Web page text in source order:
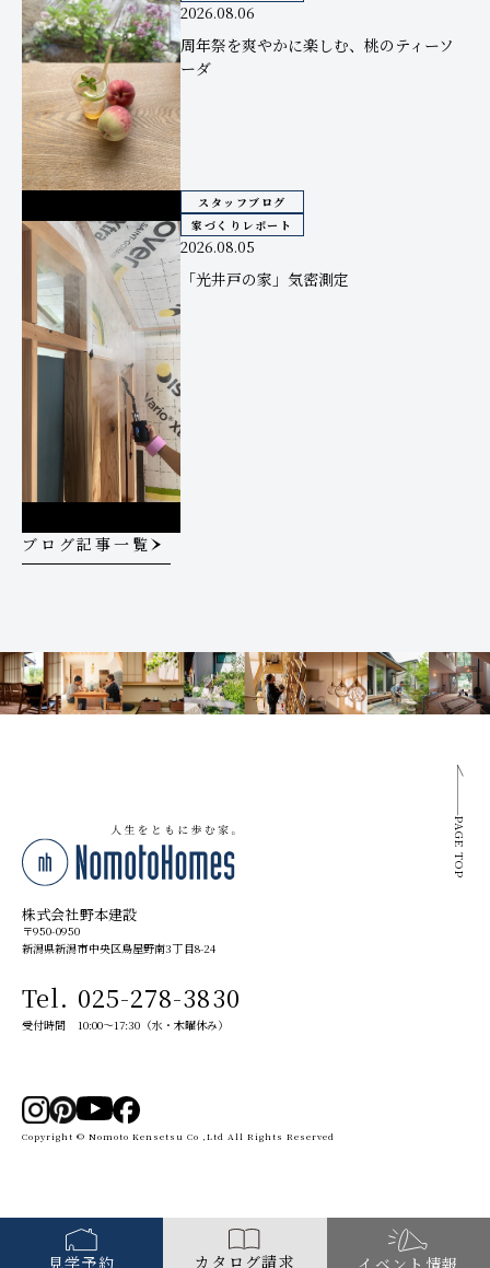
ブログ記事一覧
2026.08.06
周年祭を爽やかに楽しむ、桃のティーソ
ーダ
スタッフブログ
家づくりレポート
2026.08.05
「光井戸の家」気密測定
株式会社野本建設
〒950-0950
新潟県新潟市中央区鳥屋野南3丁目8-24
Tel. 025-278-3830
受付時間 10:00～17:30（水・木曜休み）
Copyright © Nomoto Kensetsu Co ,Ltd All Rights Reserved
PAGE TOP
見学予約 カタログ請求 イベント情報